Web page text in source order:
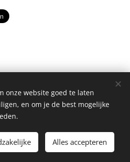
Cookies
onze website goed te laten
en om je de best mogelijke
Alles accepteren